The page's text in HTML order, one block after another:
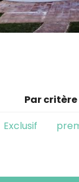
Par critère
Exclusif